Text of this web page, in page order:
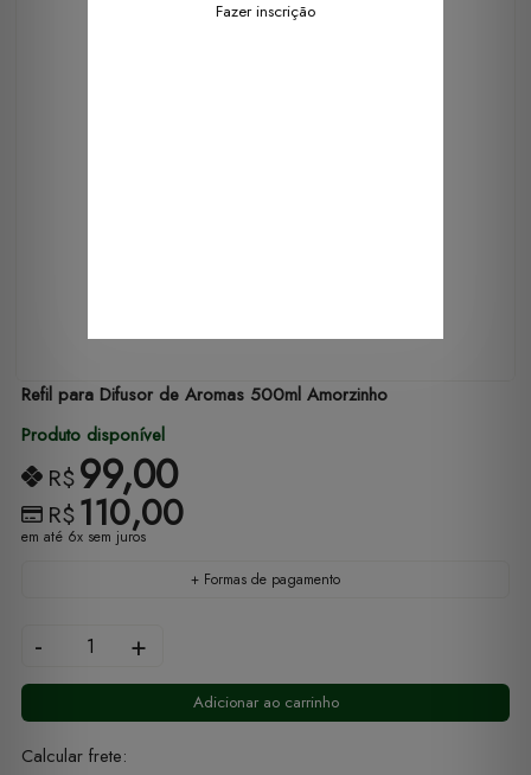
Refil para Difusor de Aromas 500ml Amorzinho
Produto disponível
R$99,00
R$110,00
em até 6x sem juros
+ Formas de pagamento
- +
Adicionar ao carrinho
Calcular frete:
Fazer inscrição